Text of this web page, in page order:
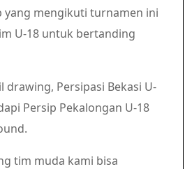
yang mengikuti turnamen ini
U-18 untuk bertanding
drawing, Persipasi Bekasi U-
Persip Pekalongan U-18
tim muda kami bisa